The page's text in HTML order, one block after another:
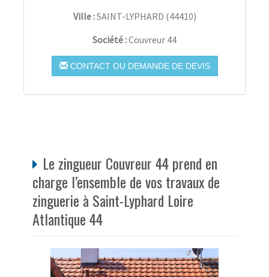
Ville :SAINT-LYPHARD (44410)
Société :Couvreur 44
CONTACT OU DEMANDE DE DEVIS
Le zingueur Couvreur 44 prend en
charge l’ensemble de vos travaux de
zinguerie à Saint-Lyphard Loire
Atlantique 44